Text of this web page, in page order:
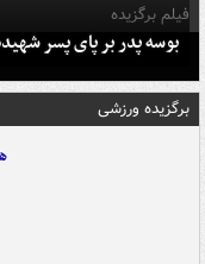
فیلم برگزیده
بوسه‌ پدر بر پای پسر
برگزیده ورزشی